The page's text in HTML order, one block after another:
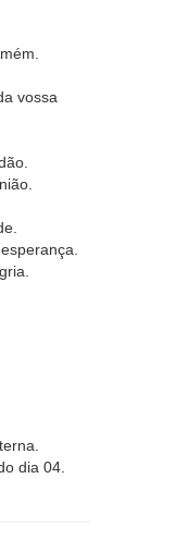
vossa
dia 04.